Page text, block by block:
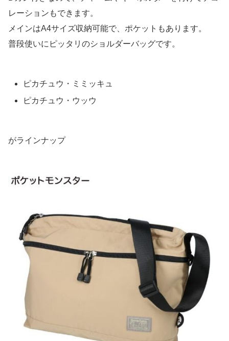
レーションもできます。
メインはA4サイズ収納可能で、ポケットもあります。
普段使いにピッタリのショルダーバッグです。
ピカチュウ・ミミッキュ
ピカチュウ・ウッウ
がラインナップ